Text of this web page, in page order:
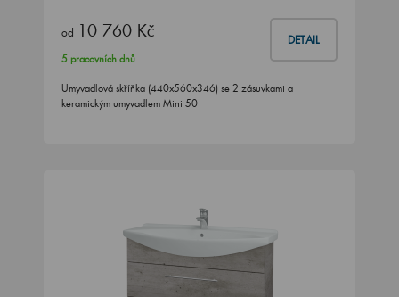
od 10 760 Kč DETAIL
5 pracovních dnů
Umyvadlová skříňka (440x560x346) se 2 zásuvkami a
keramickým umyvadlem Mini 50